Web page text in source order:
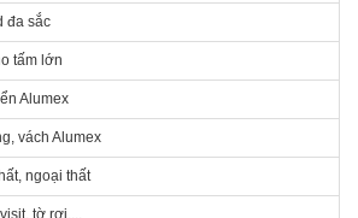
đa sắc
tấm lớn
Alumex
vách Alumex
ngoại thất